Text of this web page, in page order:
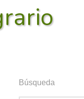
Búsqueda